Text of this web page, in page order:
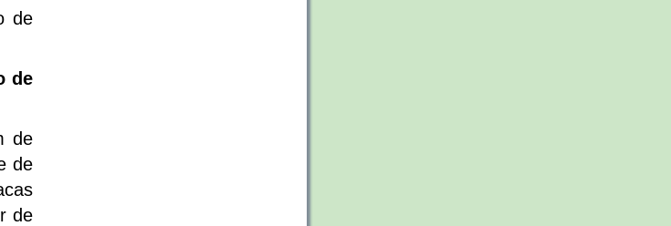
de
de
de
de
de